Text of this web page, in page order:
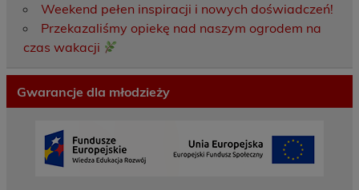
Weekend pełen inspiracji i nowych doświadczeń!
Przekazaliśmy opiekę nad naszym ogrodem na
czas wakacji
Gwarancje dla młodzieży